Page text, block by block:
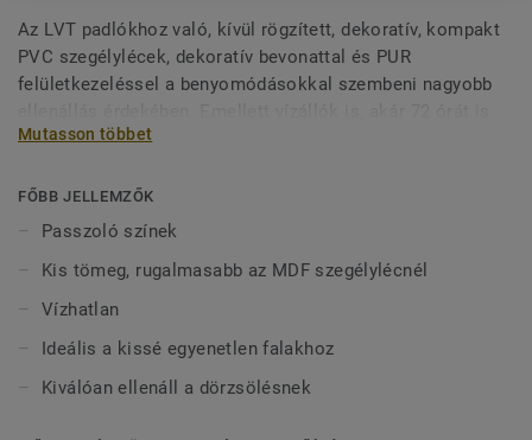
Az LVT padlókhoz való, kívül rögzített, dekoratív, kompakt
PVC szegélylécek, dekoratív bevonattal és PUR
felületkezeléssel a benyomódásokkal szembeni nagyobb
vízben tölthetnek bármilyen sérülés nélkül. 2-féle (60 mm
színekben kapható a tökéletes kivitel érdekében. A kívül
rögzített, dekoratív szegélylécek kompatibilisek minden
Mutasson többet
FŐBB JELLEMZŐK
Passzoló színek
Kis tömeg, rugalmasabb az MDF szegélylécnél
Vízhatlan
Ideális a kissé egyenetlen falakhoz
Kiválóan ellenáll a dörzsölésnek